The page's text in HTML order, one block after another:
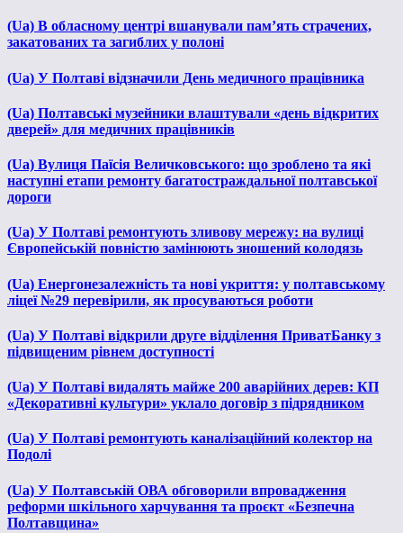
(Ua) В обласному центрі вшанували пам’ять страчених,
закатованих та загиблих у полоні
(Ua) У Полтаві відзначили День медичного працівника
(Ua) Полтавські музейники влаштували «день відкритих
дверей» для медичних працівників
(Ua) Вулиця Паїсія Величковського: що зроблено та які
наступні етапи ремонту багатостраждальної полтавської
дороги
(Ua) У Полтаві ремонтують зливову мережу: на вулиці
Європейській повністю замінюють зношений колодязь
(Ua) Енергонезалежність та нові укриття: у полтавському
ліцеї №29 перевірили, як просуваються роботи
(Ua) У Полтаві відкрили друге відділення ПриватБанку з
підвищеним рівнем доступності
(Ua) У Полтаві видалять майже 200 аварійних дерев: КП
«Декоративні культури» уклало договір з підрядником
(Ua) У Полтаві ремонтують каналізаційний колектор на
Подолі
(Ua) У Полтавській ОВА обговорили впровадження
реформи шкільного харчування та проєкт «Безпечна
Полтавщина»